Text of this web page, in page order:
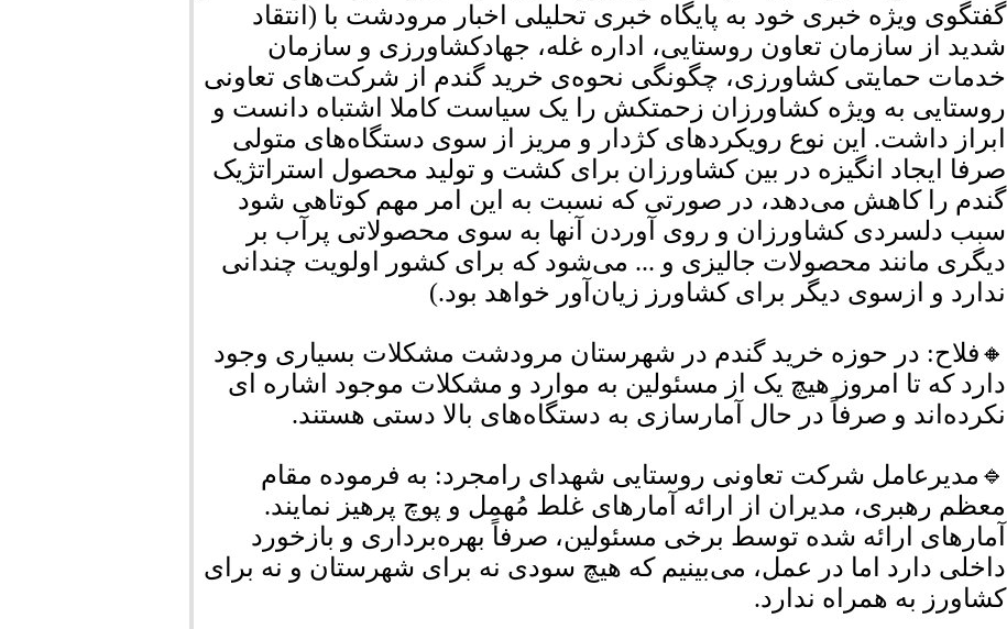
گفتگوی ویژه خبری خود به پایگاه خبری تحلیلی اخبار مرودشت با (انتقاد
شدید از سازمان تعاون روستایی، اداره غله، جهادکشاورزی و سازمان
خدمات حمایتی کشاورزی، چگونگی نحوه‌ی خرید گندم از شرکت‌های تعاونی
روستایی به ویژه کشاورزان زحمتکش را یک سیاست کاملا اشتباه دانست و
ابراز داشت. این نوع رویکردهای کژدار و مریز از سوی دستگاه‌های متولی
صرفا ایجاد انگیزه در بین کشاورزان برای کشت و تولید محصول استراتژیک
گندم را کاهش می‌دهد، در صورتی که نسبت به این امر مهم کوتاهی شود
سبب دلسردی کشاورزان و روی آوردن آنها به سوی محصولاتی پرآب بر
دیگری مانند محصولات جالیزی و ... می‌شود که برای کشور اولویت چندانی
ندارد و ازسوی دیگر برای کشاورز زیان‌آور خواهد بود.)
🔸فلاح: در حوزه خرید گندم در شهرستان مرودشت مشکلات بسیاری وجود
دارد که تا امروز هیچ یک از مسئولین به موارد و مشکلات موجود اشاره ای
نکرده‌اند و صرفاً در حال آمارسازی به دستگاه‌های بالا دستی هستند.
🔹مدیرعامل شرکت تعاونی روستایی شهدای رامجرد: به فرموده مقام
معظم رهبری، مدیران از ارائه آمارهای غلط مُهمل و پوچ پرهیز نمایند.
آمارهای ارائه شده توسط برخی مسئولین، صرفاً بهره‌برداری و بازخورد
داخلی دارد اما در عمل، می‌بینیم که هیچ سودی نه برای شهرستان و نه برای
کشاورز به همراه ندارد.